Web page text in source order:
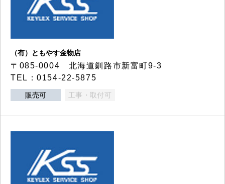
（有）ともやす金物店
〒085-0004 北海道釧路市新富町9-3
TEL：0154-22-5875
販売可 工事・取付可